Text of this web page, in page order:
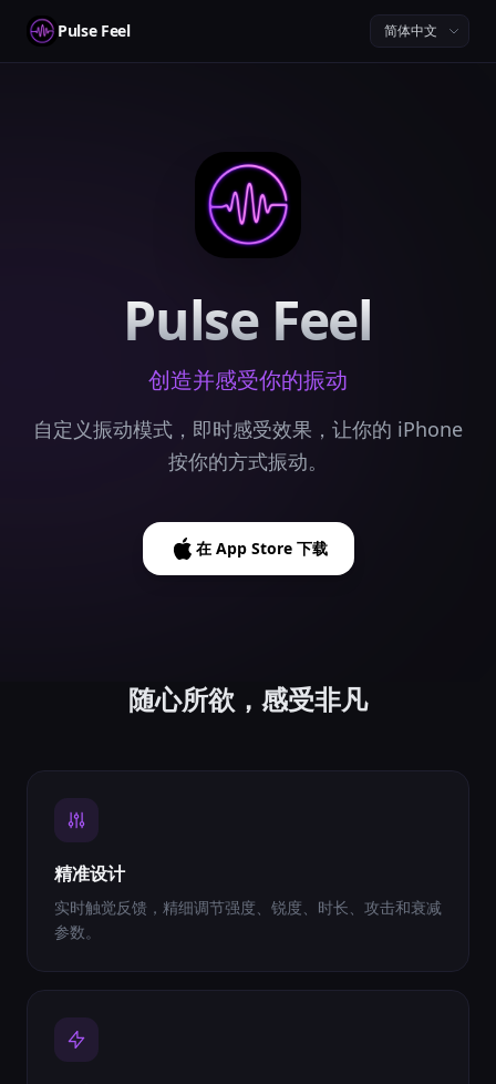
Pulse Feel
Pulse Feel
创造并感受你的振动
自定义振动模式，即时感受效果，让你的 iPhone
按你的方式振动。
在 App Store 下载
随心所欲，感受非凡
精准设计
实时触觉反馈，精细调节强度、锐度、时长、攻击和衰减
参数。